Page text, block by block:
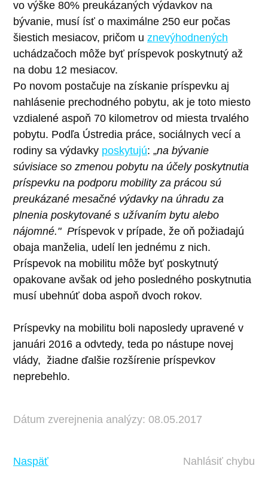
vo výške 80% preukázaných výdavkov na
bývanie, musí ísť o maximálne 250 eur počas
šiestich mesiacov, pričom u znevýhodnených
uchádzačoch môže byť príspevok poskytnutý až
na dobu 12 mesiacov.
Po novom postačuje na získanie príspevku aj
nahlásenie prechodného pobytu, ak je toto miesto
vzdialené aspoň 70 kilometrov od miesta trvalého
pobytu. Podľa Ústredia práce, sociálnych vecí a
rodiny sa výdavky poskytujú: „na bývanie
súvisiace so zmenou pobytu na účely poskytnutia
príspevku na podporu mobility za prácou sú
preukázané mesačné výdavky na úhradu za
plnenia poskytované s užívaním bytu alebo
nájomné." Príspevok v prípade, že oň požiadajú
obaja manželia, udelí len jednému z nich.
Príspevok na mobilitu môže byť poskytnutý
opakovane avšak od jeho posledného poskytnutia
musí ubehnúť doba aspoň dvoch rokov.
Príspevky na mobilitu boli naposledy upravené v
januári 2016 a odvtedy, teda po nástupe novej
vlády, žiadne ďalšie rozšírenie príspevkov
neprebehlo.
Dátum zverejnenia analýzy: 08.05.2017
Naspäť Nahlásiť chybu